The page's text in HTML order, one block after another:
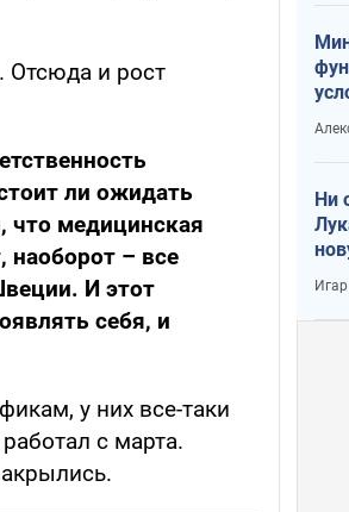
Отсюда и рост
ли ожидать
что медицинская
наоборот – все
И этот
себя, и
у них все-таки
с марта.
Ни